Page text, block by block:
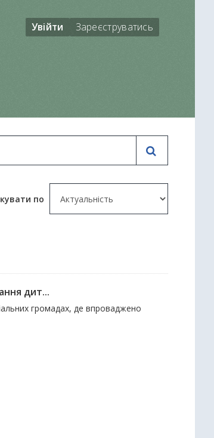
Увійти Зареєструватись
по
дит...
громадах, де впроваджено